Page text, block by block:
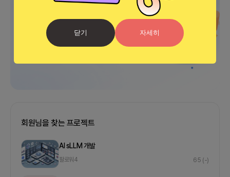
닫기 자세히
회원님을 찾는 프로젝트
AI sLLM 개발
팔로워 4 65 (-)